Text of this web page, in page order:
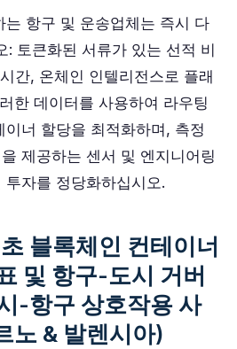
는 항구 및 운송업체는 즉시 다
: 토큰화된 서류가 있는 선적 비
간, 온체인 인텔리전스로 플래
한 데이터를 사용하여 라우팅
너 할당을 최적화하며, 측정
제공하는 센서 및 엔지니어링
자를 정당화하십시오.
블록체인 컨테이너
및 항구-도시 거버
-항구 상호작용 사
노 & 발렌시아)